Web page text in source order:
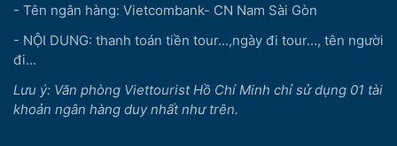
- Tên ngân hàng: Vietcombank- CN Nam Sài Gòn
- NỘI DUNG: thanh toán tiền tour...,ngày đi tour..., tên người
đi...
Lưu ý: Văn phòng Viettourist Hồ Chí Minh chỉ sử dụng 01 tài
khoản ngân hàng duy nhất như trên.